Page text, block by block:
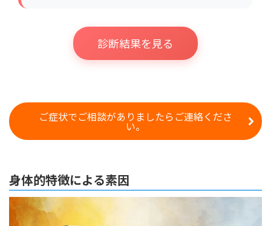
診断結果を見る
ご症状でご相談がありましたらご連絡くださ
い。
身体的特徴による素因